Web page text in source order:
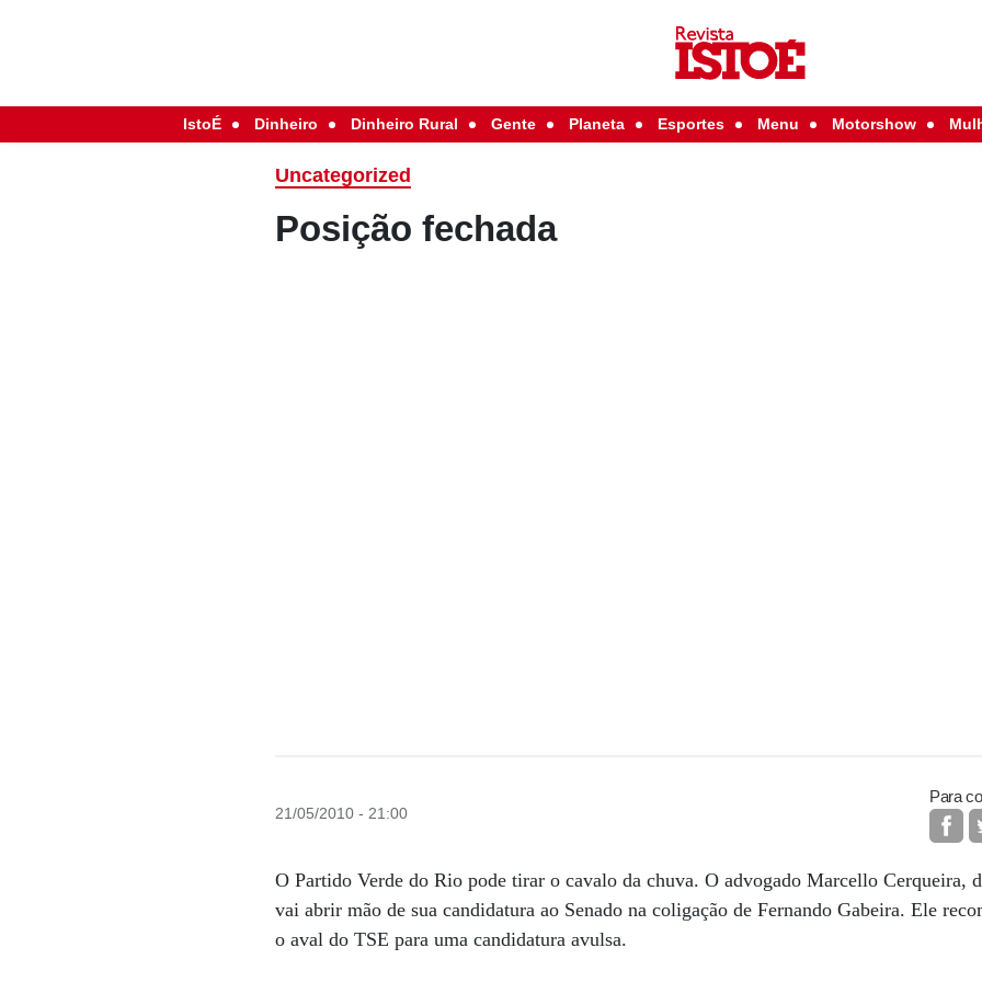
IstoÉ Dinheiro Dinheiro Rural Gente Planeta Esportes Menu Motorshow
Uncategorized
Posição fechada
21/05/2010 - 21:00
Para
O Partido Verde do Rio pode tirar o cavalo da chuva. O advogado Marcello Cerqueira,
vai abrir mão de sua candidatura ao Senado na coligação de Fernando Gabeira. Ele
o aval do TSE para uma candidatura avulsa.